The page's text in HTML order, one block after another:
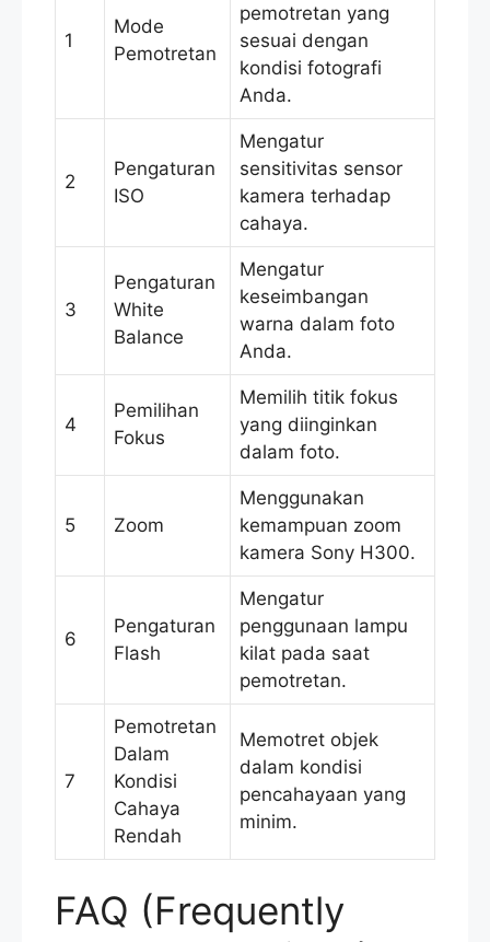
1
Mode
Pemotretan
pemotretan yang
sesuai dengan
kondisi fotografi
Anda.
2
Pengaturan
ISO
Mengatur
sensitivitas sensor
kamera terhadap
cahaya.
3
Pengaturan
White
Balance
Mengatur
keseimbangan
warna dalam foto
Anda.
4
Pemilihan
Fokus
Memilih titik fokus
yang diinginkan
dalam foto.
5 Zoom
Menggunakan
kemampuan zoom
kamera Sony H300.
6
Pengaturan
Flash
Mengatur
penggunaan lampu
kilat pada saat
pemotretan.
7
Pemotretan
Dalam
Kondisi
Cahaya
Rendah
Memotret objek
dalam kondisi
pencahayaan yang
minim.
FAQ (Frequently